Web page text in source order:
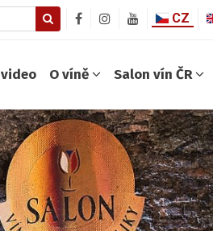
CZ
O víně Salon vín ČR